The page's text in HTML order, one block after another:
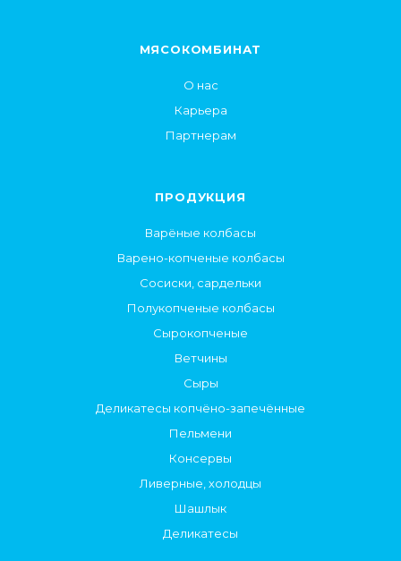
МЯСОКОМБИНАТ
О нас
Карьера
Партнерам
ПРОДУКЦИЯ
Варёные колбасы
Варено-копченые колбасы
Сосиски, сардельки
Полукопченые колбасы
Сырокопченые
Ветчины
Сыры
Деликатесы копчёно-запечённые
Пельмени
Консервы
Ливерные, холодцы
Шашлык
Деликатесы